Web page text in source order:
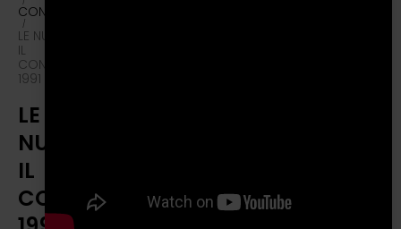
CONCERTI
/
LE NUVOLE,
IL
CONCERTO
1991 (2013)
LE
NUVOLE,
IL
CONCERTO